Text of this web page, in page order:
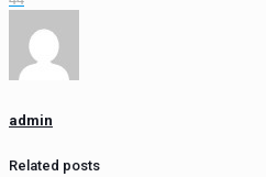
admin
Related posts